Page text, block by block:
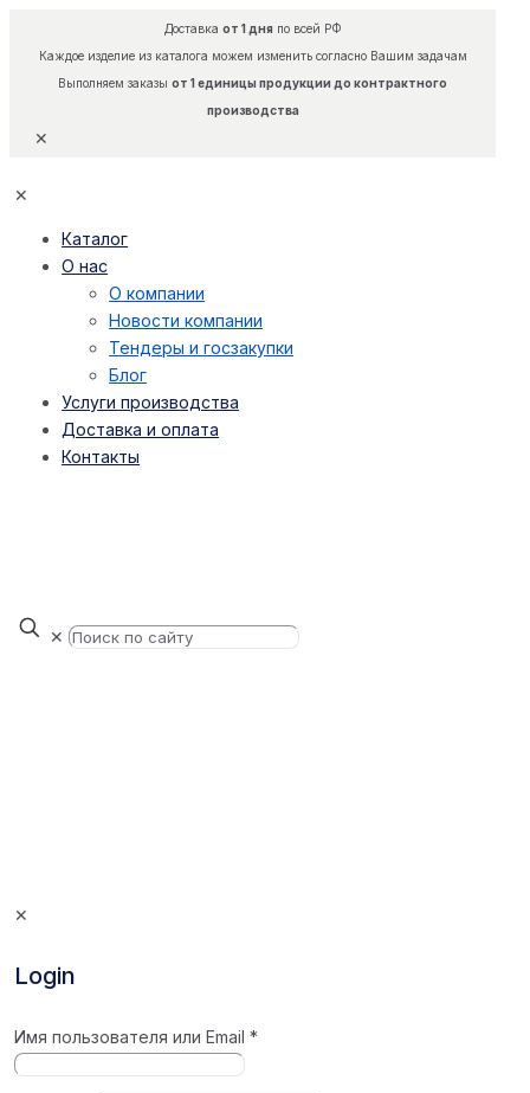
Доставка от 1 дняпо всей РФ
Каждое изделие из каталога можем изменить согласно Вашим задачам
Выполняем заказы от 1 единицы продукции до контрактного
производства
✕
✕
Каталог
О нас
О компании
Новости компании
Тендеры и госзакупки
Блог
Услуги производства
Доставка и оплата
Контакты
✕
✕
Login
Имя пользователя или Email*